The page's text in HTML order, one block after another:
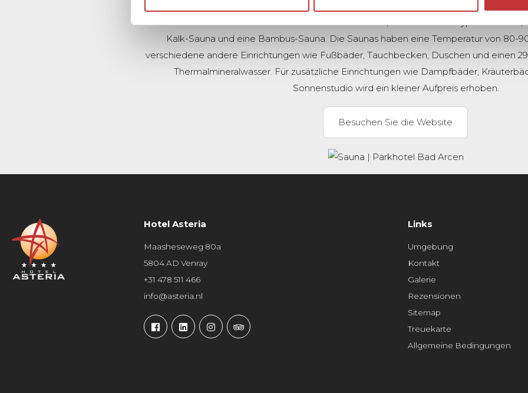
Die Saunalandschaft besteht aus 6 finnischen Saunen, darunter 3 Eukalyptus-Saunen,
Kalk-Sauna und eine Bambus-Sauna. Die Saunas haben eine Temperatur von 80-
verschiedene andere Einrichtungen wie Fußbäder, Tauchbecken, Duschen und einen
Thermalmineralwasser. Für zusätzliche Einrichtungen wie Dampfbäder,
Sonnenstudio wird ein kleiner Aufpreis erhoben.
Besuchen Sie die Website
Hotel Asteria
Maasheseweg 80a
5804 AD Venray
+31 478 511 466
info@asteria.nl
Links
Umgebung
Kontakt
Galerie
Rezensionen
Sitemap
Treuekarte
Allgemeine Bedingungen